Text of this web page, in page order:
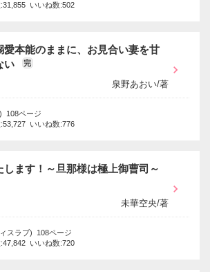
いいね数:502
愛本能のままに、お見合い妻を甘
い
完
泉野あおい/著
108ページ
いいね数:776
します！～旦那様は極上御曹司～
未華空央/著
スラブ) 108ページ
いいね数:720